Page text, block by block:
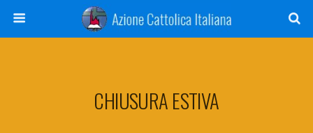
CHIUSURA ESTIVA